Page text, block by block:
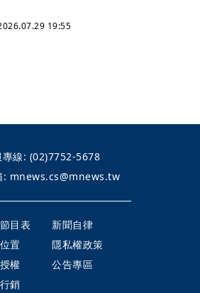
19:55
專線: (02)7752-5678
: mnews.cs@mnews.tw
目表
新聞自律
置
隱私權政策
權
公告專區
銷